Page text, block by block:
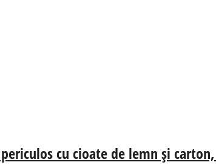
cu cioate de lemn și